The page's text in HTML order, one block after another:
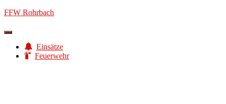
FFW Rohrbach
Navigation
umschaltenEinsätze
Feuerwehr